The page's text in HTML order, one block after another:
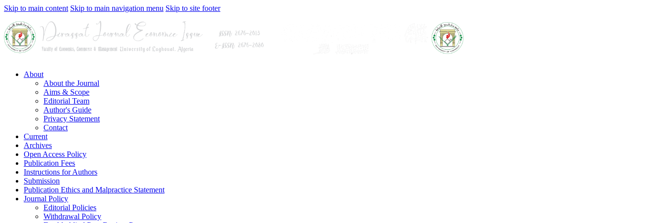
Skip to main content Skip to main navigation menu Skip to site footer
About
About the Journal
Aims & Scope
Editorial Team
Author's Guide
Privacy Statement
Contact
Current
Archives
Open Access Policy
Publication Fees
Instructions for Authors
Submission
Publication Ethics and Malpractice Statement
Journal Policy
Editorial Policies
Withdrawal Policy